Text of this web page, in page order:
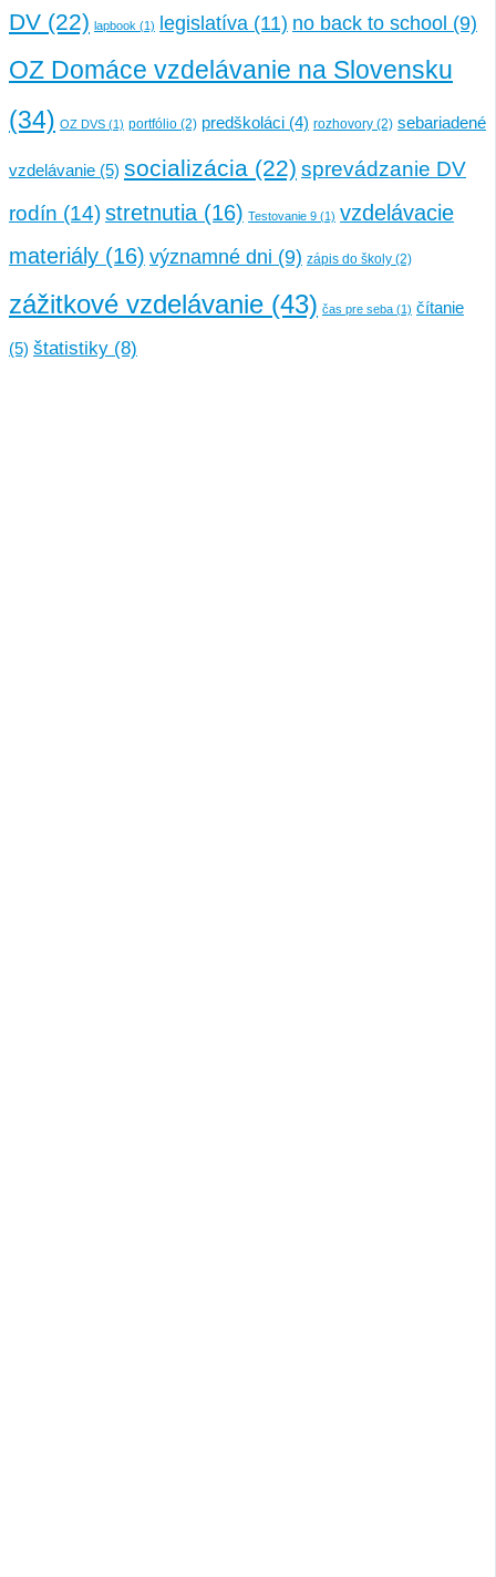
DV (22) lapbook (1) legislatíva (11) no back to school (9)
OZ Domáce vzdelávanie na Slovensku
(34) OZ DVS (1) portfólio (2) predškoláci (4) rozhovory (2) sebariadené
vzdelávanie (5) socializácia (22) sprevádzanie DV
rodín (14)stretnutia (16) Testovanie 9 (1) vzdelávacie
materiály (16) významné dni (9) zápis do školy (2)
zážitkové vzdelávanie (43) čas pre seba (1) čítanie
(5) štatistiky (8)